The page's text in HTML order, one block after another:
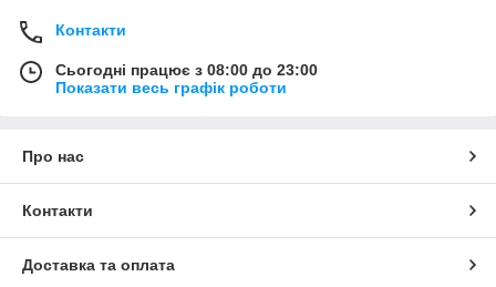
Контакти
Сьогодні працює з 08:00 до 23:00
Показати весь графік роботи
Про нас
Контакти
Доставка та оплата